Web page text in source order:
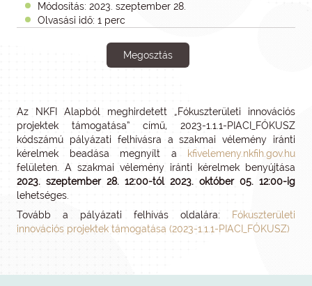
Módosítás: 2023. szeptember 28.
Olvasási idő: 1 perc
Megosztás
Az NKFI Alapból meghirdetett „Fókuszterületi innovációs
projektek támogatása” című, 2023-1.1.1-PIACI_FÓKUSZ
kódszámú pályázati felhívásra a szakmai vélemény iránti
kérelmek beadása megnyílt a
kfivelemeny.nkfih.gov.hu
felületen. A szakmai vélemény iránti kérelmek benyújtása
2023. szeptember 28. 12:00-tól 2023. október 05. 12:00-ig
lehetséges.
Tovább a pályázati felhívás oldalára:
Fókuszterületi
innovációs projektek támogatása (2023-1.1.1-PIACI_FÓKUSZ)